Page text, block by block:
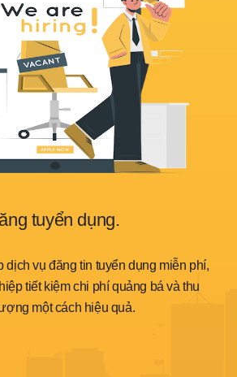
tuyển dụng.
dịch vụ đăng tin tuyển dụng miễn phí,
tiết kiệm chi phí quảng bá và thu
một cách hiệu quả.